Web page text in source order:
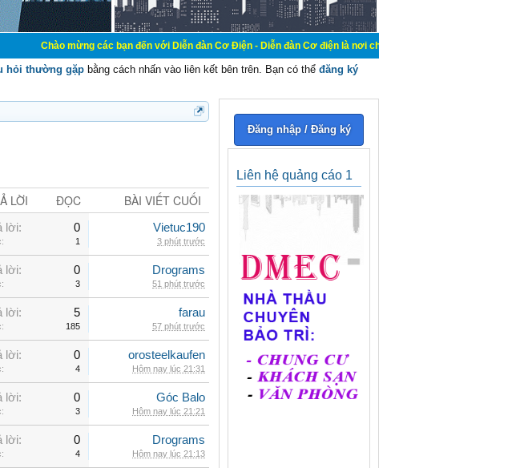
mừng các bạn đến với Diễn đàn Cơ Điện - Diễn đàn Cơ điện là nơi chia sẽ kiến thức kinh nghiệm trong lãnh
hỏi thường gặp bằng cách nhấn vào liên kết bên trên. Bạn có thể đăng ký
LỜI ĐỌC BÀI VIẾT CUỐI
lời: 0
1
Vietuc190
3 phút trước
lời: 0
3
Drograms
51 phút trước
lời: 5
185
farau
57 phút trước
lời: 0
4
orosteelkaufen
Hôm nay lúc 21:31
lời: 0
3
Góc Balo
Hôm nay lúc 21:21
lời: 0
4
Drograms
Hôm nay lúc 21:13
Đăng nhập / Đăng ký
Liên hệ quảng cáo 1